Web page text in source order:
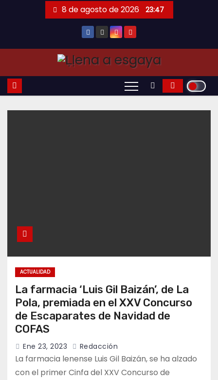
8 de agosto de 2026 23:47
ACTUALIDAD
La farmacia ‘Luis Gil Baizán’, de La
Pola, premiada en el XXV Concurso
de Escaparates de Navidad de
COFAS
Ene 23, 2023 Redacción
La farmacia lenense Luis Gil Baizán, se ha alzado
con el primer Cinfa del XXV Concurso de